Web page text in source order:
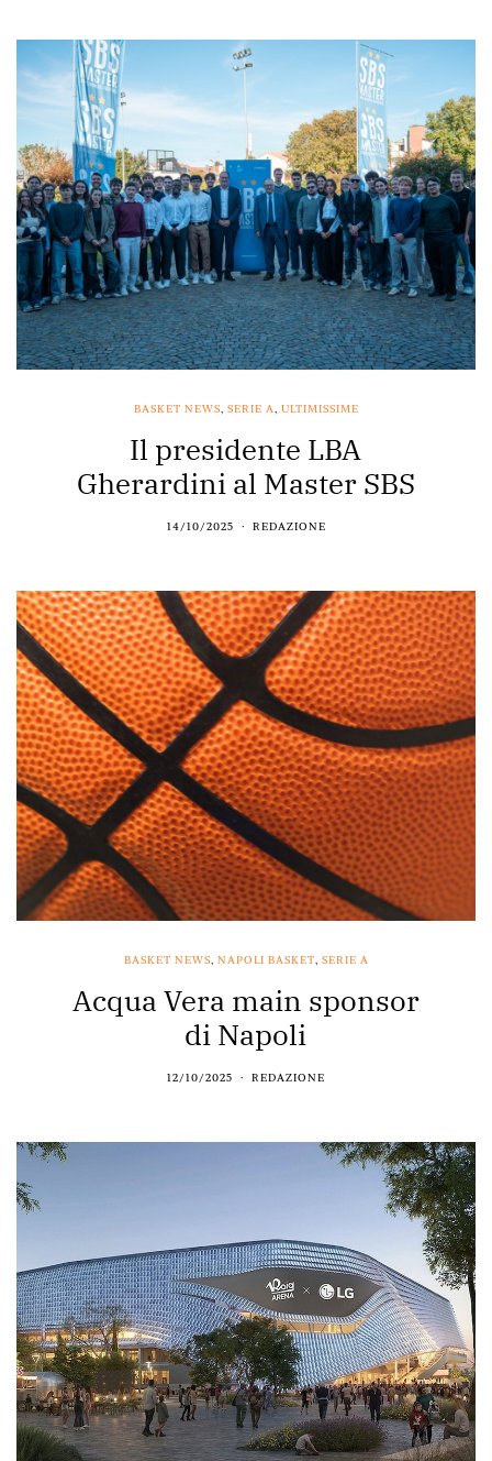
BASKET NEWS, SERIE A, ULTIMISSIME
Il presidente LBA
Gherardini al Master SBS
14/10/2025 REDAZIONE
BASKET NEWS, NAPOLI BASKET, SERIE A
Acqua Vera main sponsor
di Napoli
12/10/2025 REDAZIONE